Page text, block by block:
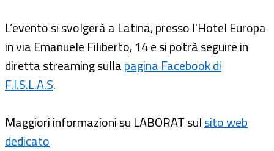
L’evento si svolgerà a Latina, presso l'Hotel Europa
in via Emanuele Filiberto, 14 e si potrà seguire in
diretta streaming sullapagina Facebook di
F.I.S.L.A.S.
Maggiori informazioni su LABORAT sulsito web
dedicato